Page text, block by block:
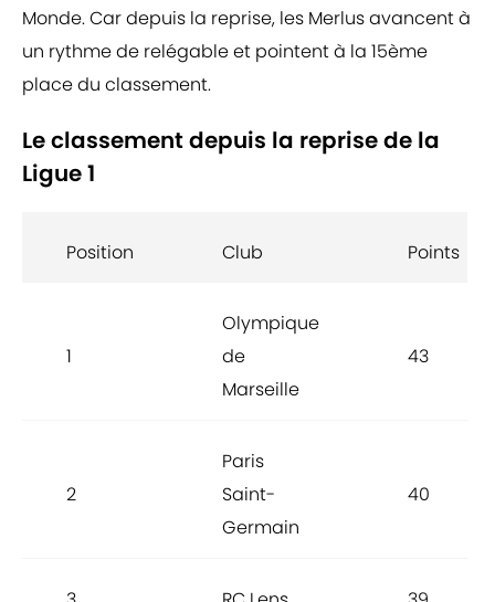
Monde. Car depuis la reprise, les Merlus avancent à
un rythme de relégable et pointent à la 15ème
place du classement.
Le classement depuis la reprise de la
Ligue 1
Position Club Points
1
Olympique
de
Marseille
43
2
Paris
Saint-
Germain
40